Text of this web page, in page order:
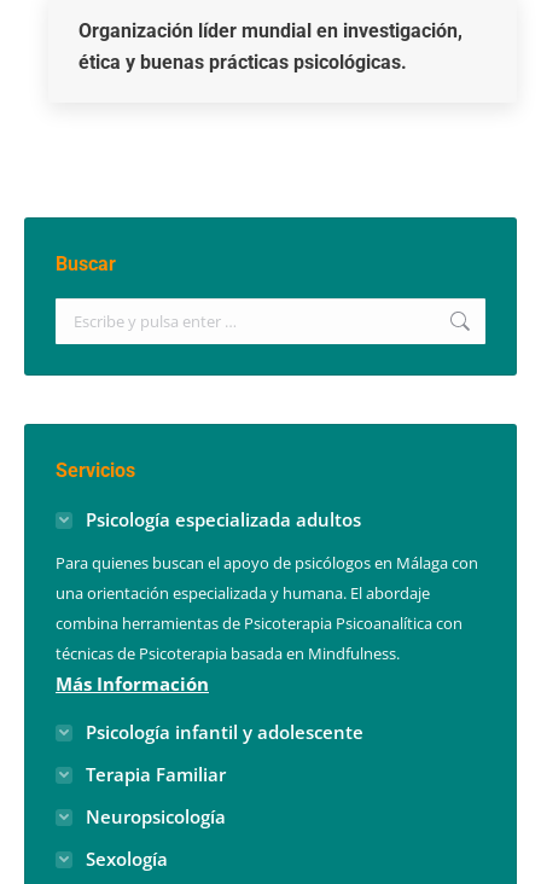
Organización líder mundial en investigación,
ética y buenas prácticas psicológicas.
Buscar
Buscar:
Servicios
Psicología especializada adultos
Para quienes buscan el apoyo de psicólogos en Málaga con
una orientación especializada y humana. El abordaje
combina herramientas de Psicoterapia Psicoanalítica con
técnicas de Psicoterapia basada en Mindfulness.
Más Información
Psicología infantil y adolescente
Terapia Familiar
Neuropsicología
Sexología